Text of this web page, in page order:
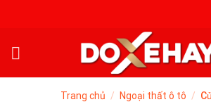
Trang chủ / Ngoại thất ô tô /